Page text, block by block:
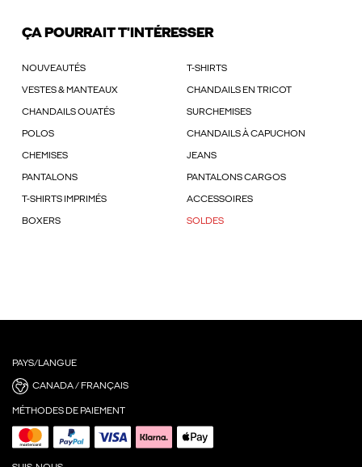
ÇA POURRAIT T'INTÉRESSER
NOUVEAUTÉS T-SHIRTS
VESTES & MANTEAUX CHANDAILS EN TRICOT
CHANDAILS OUATÉS SURCHEMISES
POLOS CHANDAILS À CAPUCHON
CHEMISES JEANS
PANTALONS PANTALONS CARGOS
T-SHIRTS IMPRIMÉS ACCESSOIRES
BOXERS SOLDES
PAYS/LANGUE
CANADA / FRANÇAIS
MÉTHODES DE PAIEMENT